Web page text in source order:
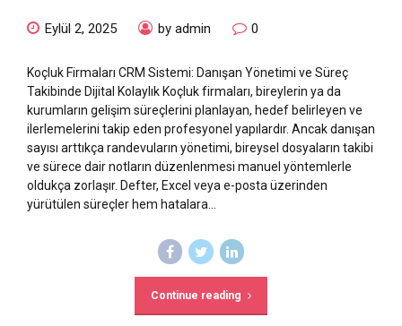
Eylül 2, 2025 by admin 0
Koçluk Firmaları CRM Sistemi: Danışan Yönetimi ve Süreç
Takibinde Dijital Kolaylık Koçluk firmaları, bireylerin ya da
kurumların gelişim süreçlerini planlayan, hedef belirleyen ve
ilerlemelerini takip eden profesyonel yapılardır. Ancak danışan
sayısı arttıkça randevuların yönetimi, bireysel dosyaların takibi
ve sürece dair notların düzenlenmesi manuel yöntemlerle
oldukça zorlaşır. Defter, Excel veya e-posta üzerinden
yürütülen süreçler hem hatalara...
Continue reading